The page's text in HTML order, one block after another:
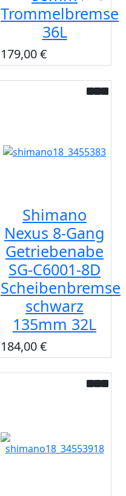
Trommelbremse
36L
179,00 €
Shimano
Nexus 8-Gang
Getriebenabe
SG-C6001-8D
Scheibenbremse
schwarz
135mm 32L
184,00 €